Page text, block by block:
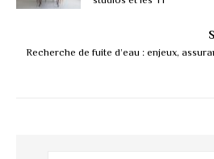
Recherche de fuite d’eau : enjeux,